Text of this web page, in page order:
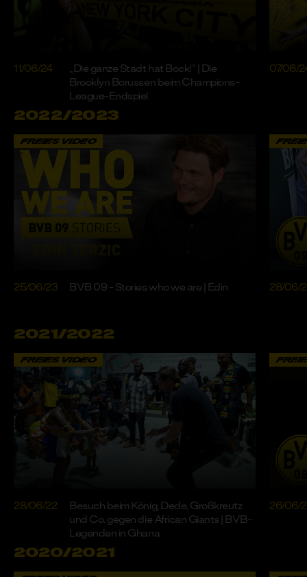
11/06/24
„Die ganze Stadt hat Bock!“ | Die
Brooklyn Borussen beim Champions-
League-Endspiel
07/06/
2022/2023
FREIES VIDEO
25/06/23 BVB 09 - Stories who we are | Edin 28/06/
2021/2022
FREIES VIDEO
28/06/22
Besuch beim König, Dede, Großkreutz
und Co. gegen die African Giants | BVB-
Legenden in Ghana
26/06/
2020/2021